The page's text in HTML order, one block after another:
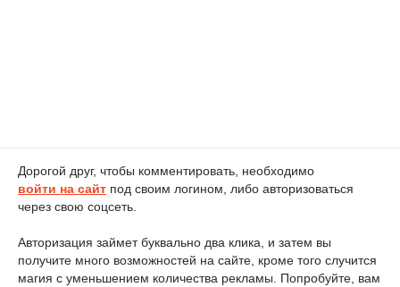
Дорогой друг, чтобы комментировать, необходимо
войти на сайт под своим логином, либо авторизоваться
через свою соцсеть.
Авторизация займет буквально два клика, и затем вы
получите много возможностей на сайте, кроме того случится
магия с уменьшением количества рекламы. Попробуйте, вам